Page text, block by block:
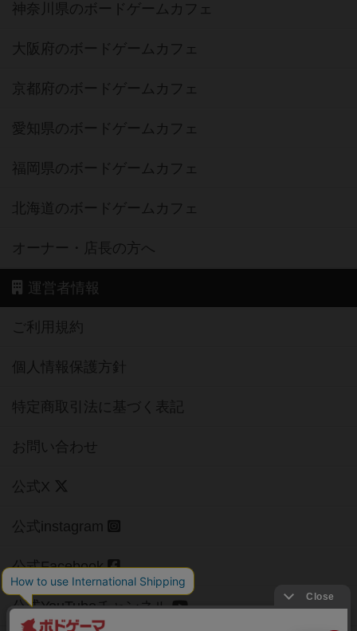
神奈川県のボードゲームカフェ
大阪府のボードゲームカフェ
京都府のボードゲームカフェ
愛知県のボードゲームカフェ
福岡県のボードゲームカフェ
北海道のボードゲームカフェ
オーナー・店長の方へ
運営者情報
ご利用規約
個人情報保護方針
特定商取引法に基づく表記
お問い合わせ
公式X
公式instagram
公式Facebook
公式YouTubeチャンネル